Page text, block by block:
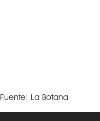
Fuente: La Botana